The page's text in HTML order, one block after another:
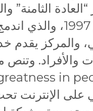
“العادة
2004. وقام بإنشاء مركز كوفي
والمركز يقدم
وتنص
خدمي على